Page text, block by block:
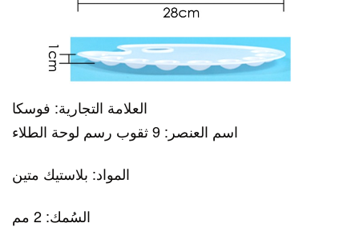
العلامة التجارية: فوسكا
اسم العنصر: 9 ثقوب رسم لوحة الطلاء
المواد: بلاستيك متين
السُمك: 2 مم